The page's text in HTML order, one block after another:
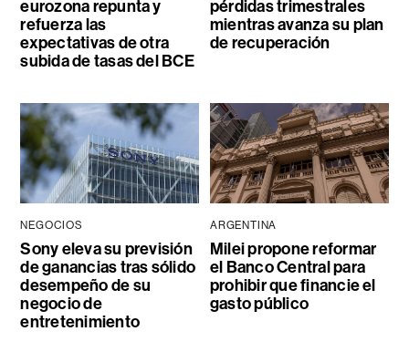
eurozona repunta y
refuerza las
expectativas de otra
subida de tasas del BCE
pérdidas trimestrales
mientras avanza su plan
de recuperación
NEGOCIOS
Sony eleva su previsión
de ganancias tras sólido
desempeño de su
negocio de
entretenimiento
ARGENTINA
Milei propone reformar
el Banco Central para
prohibir que financie el
gasto público